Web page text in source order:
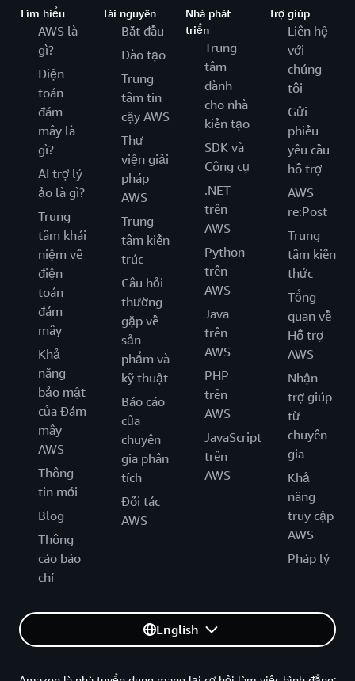
Tìm hiểu
AWS là
gì?
Điện
toán
đám
mây là
gì?
AI trợ lý
ảo là gì?
Trung
tâm khái
niệm về
điện
toán
đám
mây
Khả
năng
bảo mật
của Đám
mây
AWS
Thông
tin mới
Blog
Thông
cáo báo
chí
Tài nguyên
Bắt đầu
Đào tạo
Trung
tâm tin
cậy AWS
Thư
viện giải
pháp
AWS
Trung
tâm kiến
trúc
Câu hỏi
thường
gặp về
sản
phẩm và
kỹ thuật
Báo cáo
của
chuyên
gia phân
tích
Đối tác
AWS
Nhà phát
triển
Trung
tâm
dành
cho nhà
kiến tạo
SDK và
Công cụ
.NET
trên
AWS
Python
trên
AWS
Java
trên
AWS
PHP
trên
AWS
JavaScript
trên
AWS
Trợ giúp
Liên hệ
với
chúng
tôi
Gửi
phiếu
yêu cầu
hỗ trợ
AWS
re:Post
Trung
tâm kiến
thức
Tổng
quan về
Hỗ trợ
AWS
Nhận
trợ giúp
từ
chuyên
gia
Khả
năng
truy cập
AWS
Pháp lý
English